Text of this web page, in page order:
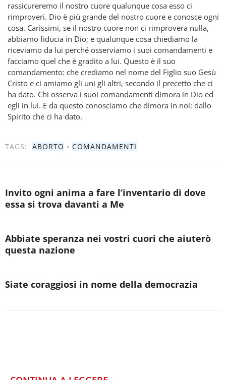
rassicureremo il nostro cuore qualunque cosa esso ci
rimproveri. Dio è più grande del nostro cuore e conosce ogni
cosa. Carissimi, se il nostro cuore non ci rimprovera nulla,
abbiamo fiducia in Dio; e qualunque cosa chiediamo la
riceviamo da lui perché osserviamo i suoi comandamenti e
facciamo quel che è gradito a lui. Questo è il suo
comandamento: che crediamo nel nome del Figlio suo Gesù
Cristo e ci amiamo gli uni gli altri, secondo il precetto che ci
ha dato. Chi osserva i suoi comandamenti dimora in Dio ed
egli in lui. E da questo conosciamo che dimora in noi: dallo
Spirito che ci ha dato.
TAGS: ABORTO • COMANDAMENTI
Invito ogni anima a fare l’inventario di dove
essa si trova davanti a Me
Abbiate speranza nei vostri cuori che aiuterò
questa nazione
Siate coraggiosi in nome della democrazia